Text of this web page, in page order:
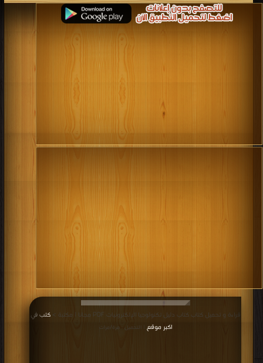
قراءة و تحميل كتاب كتاب دليل تكنولوجيا الإلكترونيات PDF مجانا | مكتبة >
كتب في
اكبر موقع
| التحميل : مرة/مرات